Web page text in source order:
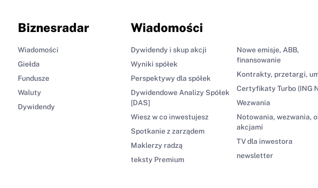
Biznesradar
Wiadomości
Giełda
Fundusze
Waluty
Dywidendy
Wiadomości
Dywidendy i skup akcji
Wyniki spółek
Perspektywy dla spółek
Dywidendowe Analizy Spółek
[DAS]
Wiesz w co inwestujesz
Spotkanie z zarządem
Maklerzy radzą
teksty Premium
Nowe emisje, ABB,
finansowanie
Kontrakty, przetargi,
Certyfikaty Turbo (ING
Wezwania
Notowania, wezwania,
akcjami
TV dla inwestora
newsletter